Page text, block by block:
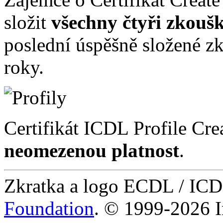
složit všechny čtyři
poslední úspěšně složené
roky.
Certifikát ICDL Profile
neomezenou platnost.
Zkratka a logo ECDL /
Foundation. © 1999-2026